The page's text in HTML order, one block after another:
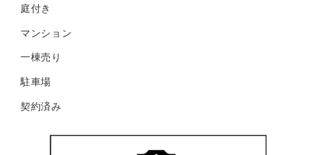
庭付き
マンション
一棟売り
駐車場
契約済み